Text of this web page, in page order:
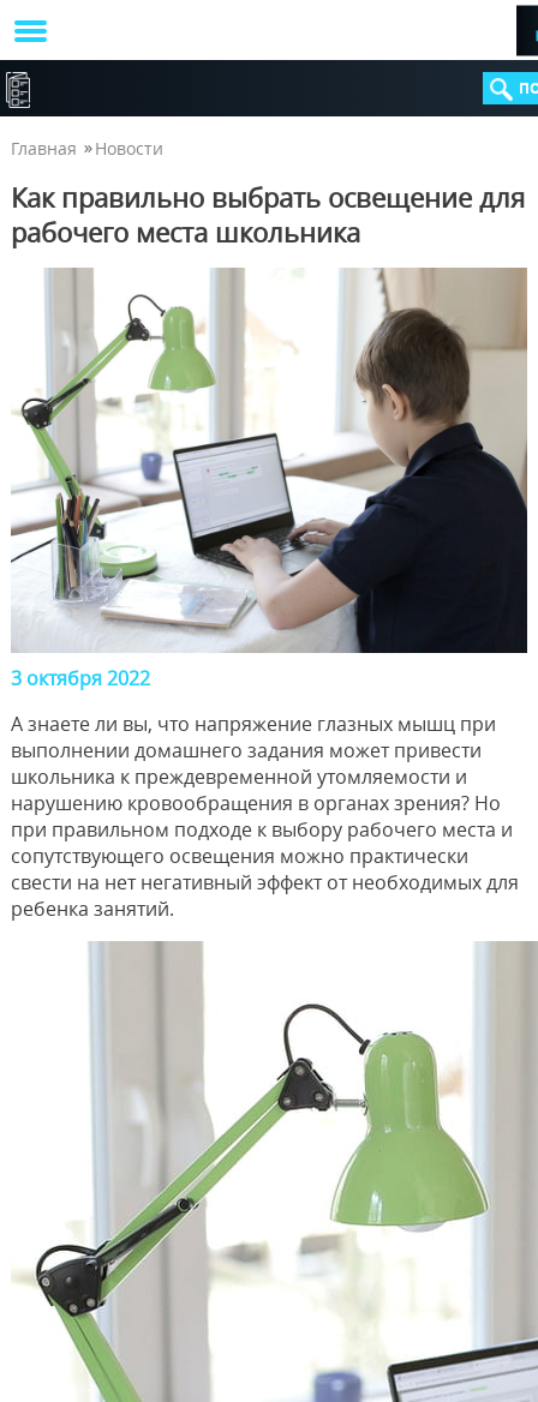
КАТАЛОГ
Главная Новости
Как правильно выбрать освещение для
рабочего места школьника
3 октября 2022
А знаете ли вы, что напряжение глазных мышц при
выполнении домашнего задания может привести
школьника к преждевременной утомляемости и
нарушению кровообращения в органах зрения? Но
при правильном подходе к выбору рабочего места и
сопутствующего освещения можно практически
свести на нет негативный эффект от необходимых для
ребенка занятий.